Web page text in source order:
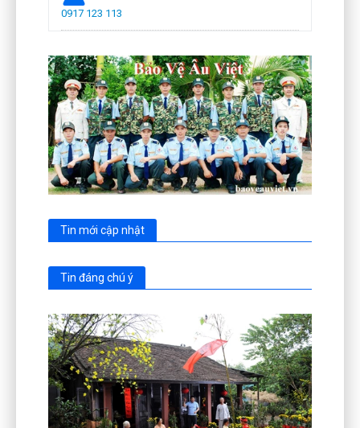
0917 123 113
Tin mới cập nhật
Tin đáng chú ý